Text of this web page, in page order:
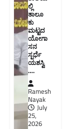
ಲ್ಲಿ
ತಾಲೂ
ಕು
ಮಟ್ಟದ
ಯೋಗಾ
ಸನ
ಸ್ಪರ್ಧೆ
ಯಶಸ್ವಿ
….
Ramesh
Nayak
July
25,
2026